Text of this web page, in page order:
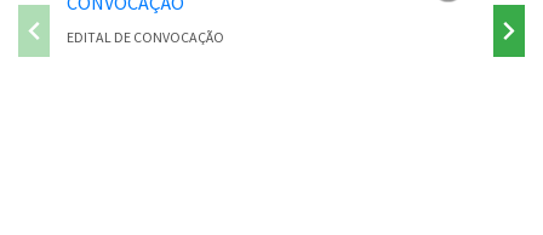
EDITAL DE CONVOCAÇÃO PONTE